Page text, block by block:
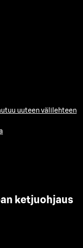
uuteen välilehteen
ketjuohjaus